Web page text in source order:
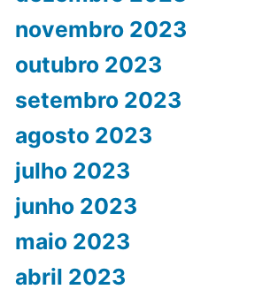
novembro 2023
outubro 2023
setembro 2023
agosto 2023
julho 2023
junho 2023
maio 2023
abril 2023